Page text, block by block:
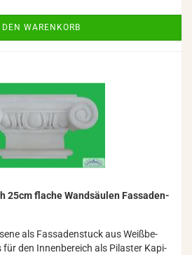
DEN WARENKORB
25cm fla­che Wand­säu­len Fas­sa­den­
als Fas­sa­den­stuck aus Weiß­be­
für den In­nen­be­reich als Pi­las­ter Ka­pi­